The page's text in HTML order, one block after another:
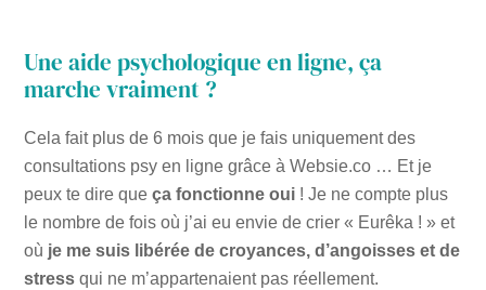
Une aide psychologique en ligne, ça
marche vraiment ?
Cela fait plus de 6 mois que je fais uniquement des
consultations psy en ligne grâce à Websie.co … Et je
peux te dire queça fonctionne oui ! Je ne compte plus
le nombre de fois où j’ai eu envie de crier « Eurêka ! » et
où je me suis libérée de croyances, d’angoisses et de
stress qui ne m’appartenaient pas réellement.